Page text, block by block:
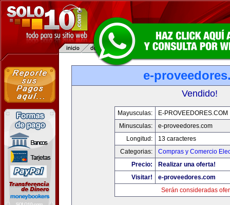
e-
Vendido!
Mayusculas:
E-PROVEEDORES.COM
Minusculas:
e-proveedores.com
Longitud:
13 caracteres
Categorias:
Compras y Comercio
Precio:
Realizar una oferta!
Visitar!
e-proveedores.com
Serán consideradas